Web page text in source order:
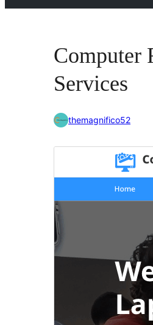
Computer
Services
themagnifico52